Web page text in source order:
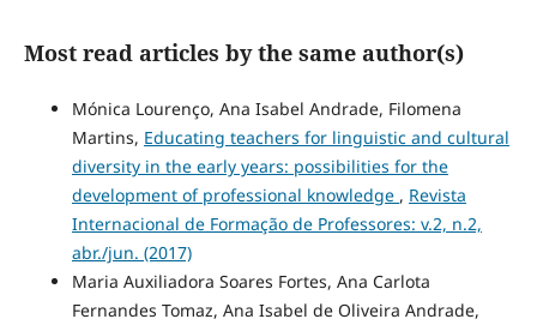
Most read articles by the same author(s)
Mónica Lourenço, Ana Isabel Andrade, Filomena
Martins, Educating teachers for linguistic and cultural
diversity in the early years: possibilities for the
development of professional knowledge , Revista
Internacional de Formação de Professores: v.2, n.2,
abr./jun. (2017)
Maria Auxiliadora Soares Fortes, Ana Carlota
Fernandes Tomaz, Ana Isabel de Oliveira Andrade,